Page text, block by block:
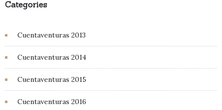
Categories
Cuentaventuras 2013
Cuentaventuras 2014
Cuentaventuras 2015
Cuentaventuras 2016